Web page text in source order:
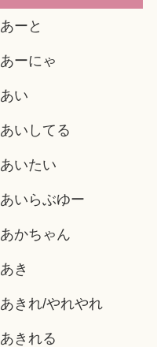
あーと
あーにゃ
あい
あいしてる
あいたい
あいらぶゆー
あかちゃん
あき
あきれ/やれやれ
あきれる